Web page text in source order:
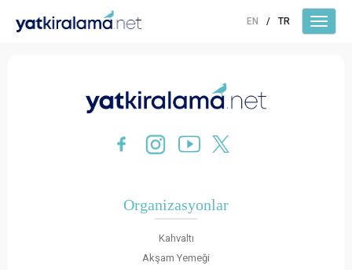
EN / TR
Organizasyonlar
Kahvaltı
Akşam Yemeği